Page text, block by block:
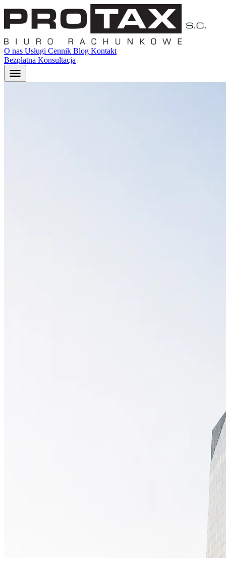
O nas Usługi Cennik Blog Kontakt
Bezpłatna Konsultacja
menu